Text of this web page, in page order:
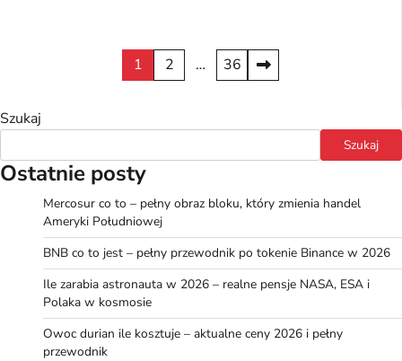
Stronicowanie
1 2 … 36
Szukaj
Szukaj
Ostatnie posty
Mercosur co to – pełny obraz bloku, który zmienia handel
Ameryki Południowej
BNB co to jest – pełny przewodnik po tokenie Binance w 2026
Ile zarabia astronauta w 2026 – realne pensje NASA, ESA i
Polaka w kosmosie
Owoc durian ile kosztuje – aktualne ceny 2026 i pełny
przewodnik